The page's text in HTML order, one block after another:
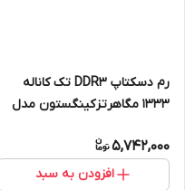
رم دسکتاپ DDR3 تک کاناله
1333 مگاهرتز کینگستون مدل
گیگابایت
5,742,000
افزودن به سبد